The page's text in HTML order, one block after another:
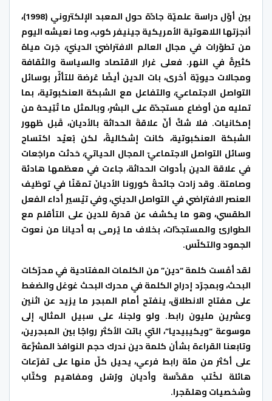
بين أوّل دراسة علميّة جادّة حول المعبد الإلكتروني (1998)،
أنجزتها اللاهوتية الأمريكية جينيفر كوب، وما نعيشه اليوم
من تطوّرات في مجال العالم الافتراضيّ الدينيّ، جَرت مياهٌ
كثيرةٌ في النهر. فعلى غرار الاقتصاد والسياسة والثقافة
ومجالات حيويّة أخرى، بات الدين أيضًا عُرضة للتأثّر بوسائل
التواصل الاجتماعيّ، والتفاعل مع الشبكة العنكبوتية، بما
تمليه من أوضاع مستجدّة على البشر، وبالمثل ما تُتِيحهُ من
إمكانيات. فلا شكَّ أنّ علاقةَ الحداثة بالأديان، قَبل ظهور
الشبكة العنكبوتية، كانت إشكاليةً، لكن بُعيْد اكتساح
وسائل التواصل الاجتماعيّ المجال الحياتيّ، حَدثت مراجَعات
في علاقة الدين بأدوات الحداثة، جاءت في معظمها هادئة
وصامتة. وقد زادت جائحةُ كورونا الأديانَ تمعّنًا في توظيف
العنصر الافتراضي في التواصل الديني، وفي تيْسير أداء الفعل
الطقسي، وهو ما يكشف عن قدرة للدين على التأقلم مع
الطوارئ والمستجدّات، بخلاف ما يُرمى به أحيانا من نعوت
الجمود والتكلّس.
لقد أمْست كلمة “دين” من الكلمات المفتاحية في محرّكات
البحث، وبمجرّد إدراج الكلمة في محرك البحث غوغل والضغط
على مفتاح الانطلاق، ينفتح أمام المبحِر ما يزيد عن اثنين
وعشرين مليون رابط. ولو ولجنا، على سبيل المثال، إلى
موسوعة “ويكيبيديا”، التي باتت الأكثر رواجًا بين المبحِرين،
وتابعنا القراءة بشأن كلمة دين ندرك حجم النوافذ المشرَّعة
على أكثر من مئة رابط فرعي، يحيل كلّ منها على تفرّعات
هائلة لكُتب مقدَّسة وأديان ورُسُل ومفاهيم وكتّاب
وشخصيات وهلمّجرا.